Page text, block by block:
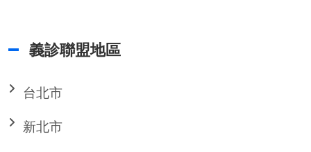
義診聯盟地區
台北市
新北市